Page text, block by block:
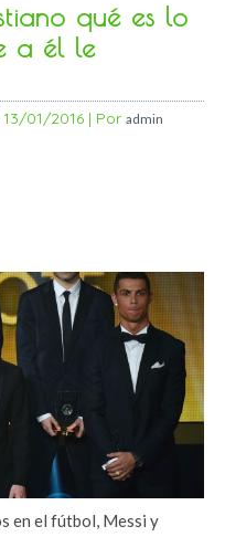
qué es lo
a él le
13/01/2016 | Por admin
en el fútbol, Messi y